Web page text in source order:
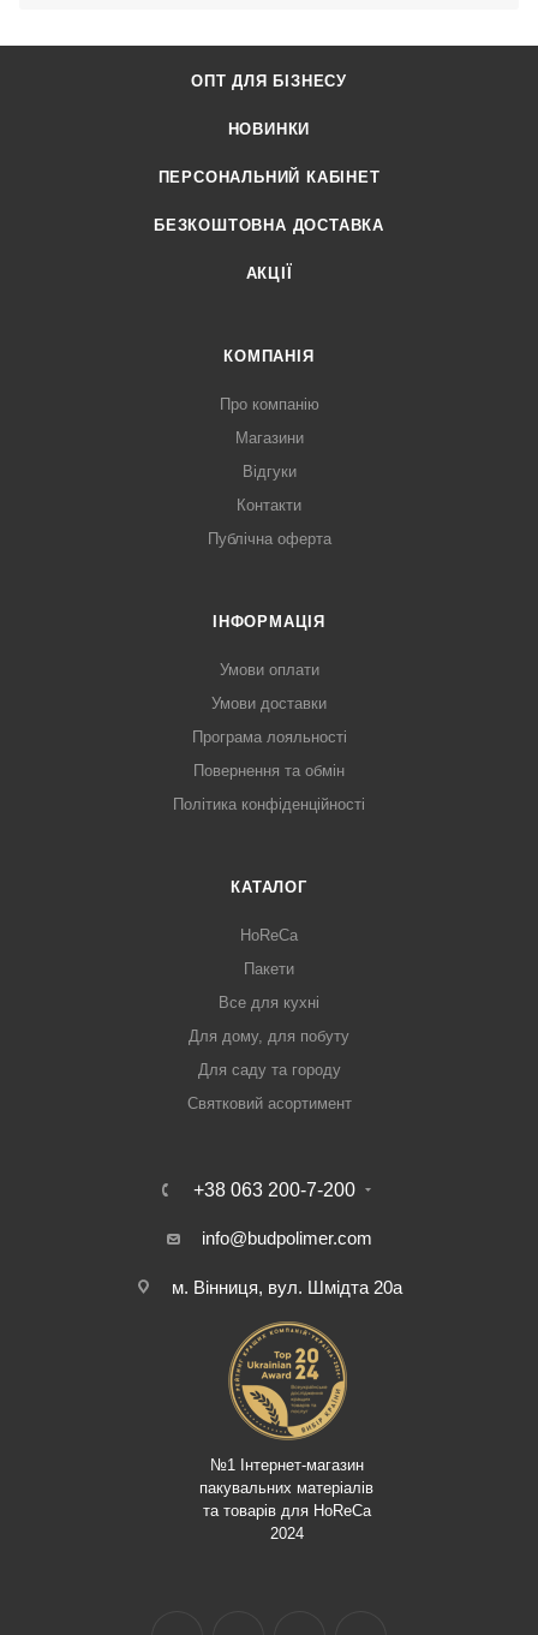
ОПТ ДЛЯ БІЗНЕСУ
НОВИНКИ
ПЕРСОНАЛЬНИЙ КАБІНЕТ
БЕЗКОШТОВНА ДОСТАВКА
АКЦІЇ
КОМПАНІЯ
Про компанію
Магазини
Відгуки
Контакти
Публічна оферта
ІНФОРМАЦІЯ
Умови оплати
Умови доставки
Програма лояльності
Повернення та обмін
Політика конфіденційності
КАТАЛОГ
HoReCa
Пакети
Все для кухні
Для дому, для побуту
Для саду та городу
Святковий асортимент
+38 063 200-7-200
info@budpolimer.com
м. Вінниця, вул. Шмідта 20а
№1 Інтернет-магазин
пакувальних матеріалів
та товарів для HoReCa
2024